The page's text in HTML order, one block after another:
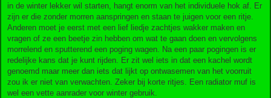
in de winter lekker wil starten, hangt enorm van het individuele hok af. Er
zijn er die zonder morren aanspringen en staan te juigen voor een ritje.
Anderen moet je eerst met een lief liedje zachtjes wakker maken en
vragen of ze een beetje zin hebben om wat te gaan doen en vervolgens
morrelend en sputterend een poging wagen. Na een paar pogingen is er
redelijke kans dat je kunt rijden. Er zit wel iets in dat een kachel wordt
genoemd maar meer dan iets dat lijkt op ontwasemen van het voorruit
zou ik er niet van verwachten. Zeker bij korte ritjes. Een radiator muf is
wel een vette aanrader voor winter gebruik.